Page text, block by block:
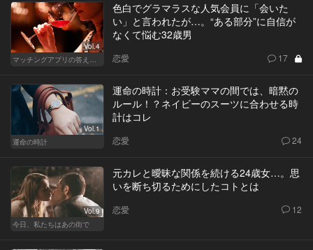
Vol.4
マッチングアプリの答えあわせ【Q】～SEASON2～
色白でグラマラスな人気会員に「会いた
い」と言われたが…。“ある部分”に自信が
なくて悩む32歳男
恋愛 17
Vol.1
運命の時計
運命の時計：お受験ママの間では、暗黙の
ルール！？ネイビーのスーツに合わせる時
計はコレ
恋愛 24
Vol.9
今日、私たちはあの街で
元カレと曖昧な関係を続ける24歳女…。思
いを断ち切るためにしたコトとは
恋愛 12